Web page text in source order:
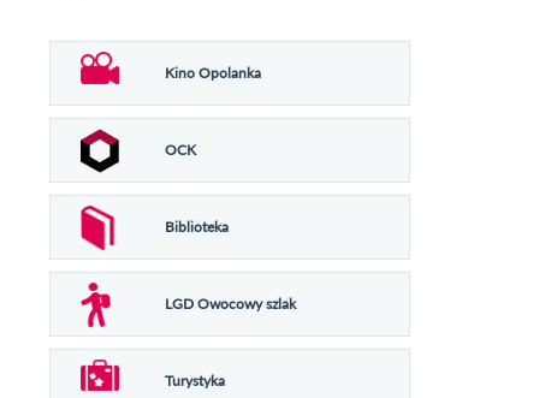
Kino Opolanka
OCK
Biblioteka
LGD Owocowy szlak
Turystyka